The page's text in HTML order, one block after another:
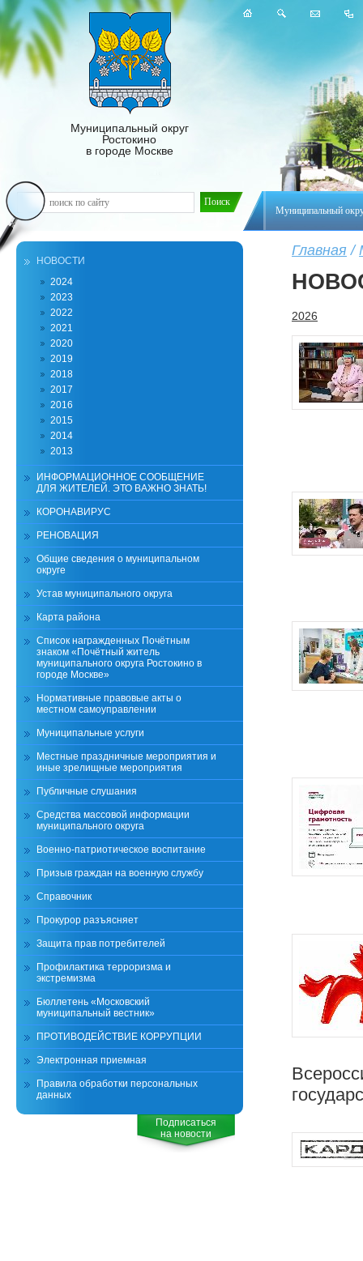
Муниципальный
Муниципальный округ
Ростокино
в городе Москве
Главная /
2026
НОВОСТИ
2024
2023
2022
2021
2020
2019
2018
2017
2016
2015
2014
2013
ИНФОРМАЦИОННОЕ СООБЩЕНИЕ
ДЛЯ ЖИТЕЛЕЙ. ЭТО ВАЖНО ЗНАТЬ!
КОРОНАВИРУС
РЕНОВАЦИЯ
Общие сведения о муниципальном
округе
Устав муниципального округа
Карта района
Список награжденных Почётным
знаком «Почётный житель
муниципального округа Ростокино в
городе Москве»
Нормативные правовые акты о
местном самоуправлении
Муниципальные услуги
Местные праздничные мероприятия и
иные зрелищные мероприятия
Публичные слушания
Средства массовой информации
муниципального округа
Военно-патриотическое воспитание
Призыв граждан на военную службу
Справочник
Прокурор разъясняет
Защита прав потребителей
Профилактика терроризма и
экстремизма
Бюллетень «Московский
муниципальный вестник»
ПРОТИВОДЕЙСТВИЕ КОРРУПЦИИ
Электронная приемная
Правила обработки персональных
данных
Подписаться
на новости